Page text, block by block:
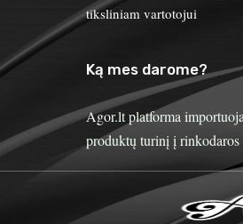
tiksliniam vartotojui
Ką mes darome?
Agor.lt platforma
produktų turinį į rinkodaros